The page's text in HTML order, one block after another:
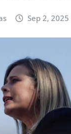
Sep 2, 2025